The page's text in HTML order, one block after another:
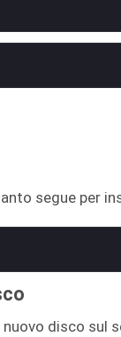
segue per
disco sul